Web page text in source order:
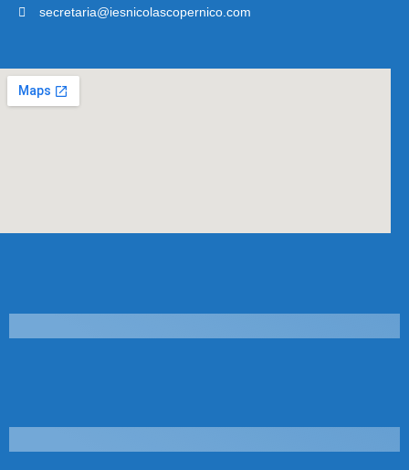
secretaria@iesnicolascopernico.com